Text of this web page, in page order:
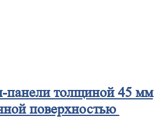
панели толщиной 45 мм
поверхностью